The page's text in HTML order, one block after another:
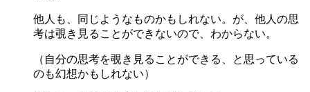
他人も、同じようなものかもしれない。が、他人の思
考は覗き見ることができないので、わからない。
（自分の思考を覗き見ることができる、と思っている
のも幻想かもしれない）